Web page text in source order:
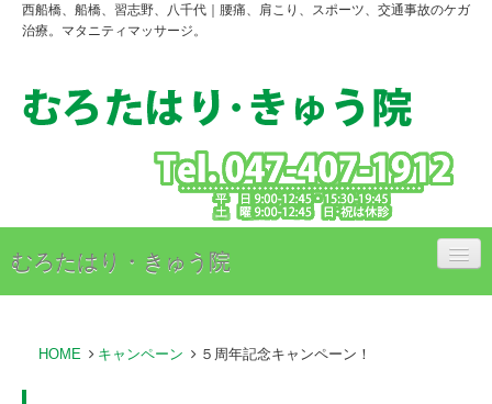
西船橋、船橋、習志野、八千代｜腰痛、肩こり、スポーツ、交通事故のケガ
治療。マタニティマッサージ。
むろたはり・きゅう院
治療料金のご案内
HOME キャンペーン ５周年記念キャンペーン！